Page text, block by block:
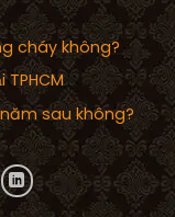
cháy không?
sau không?